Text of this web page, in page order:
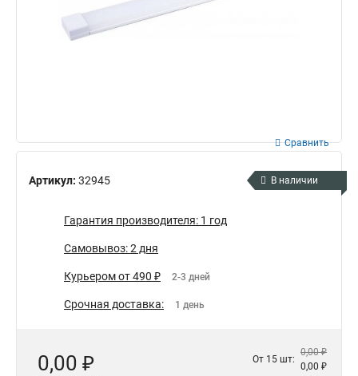
Артикул: 32945
Сравнить
В наличии
Гарантия производителя: 1 год
Самовывоз: 2 дня
Курьером от 490 ₽ 2-3 дней
Срочная доставка: 1 день
0,00 ₽ От 15 шт:
0,00 ₽
0,00 ₽